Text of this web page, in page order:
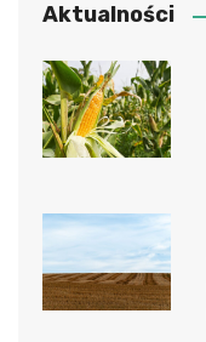
Aktualności